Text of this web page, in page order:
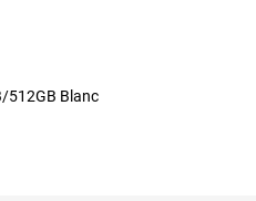
Grâce à la fréquence de
vidéos sont fluides. La profondeur
P3 à 100 % garantissent des
à lire grâce à sa luminosité
vous soyez à l'intérieur ou à
512GB Blanc